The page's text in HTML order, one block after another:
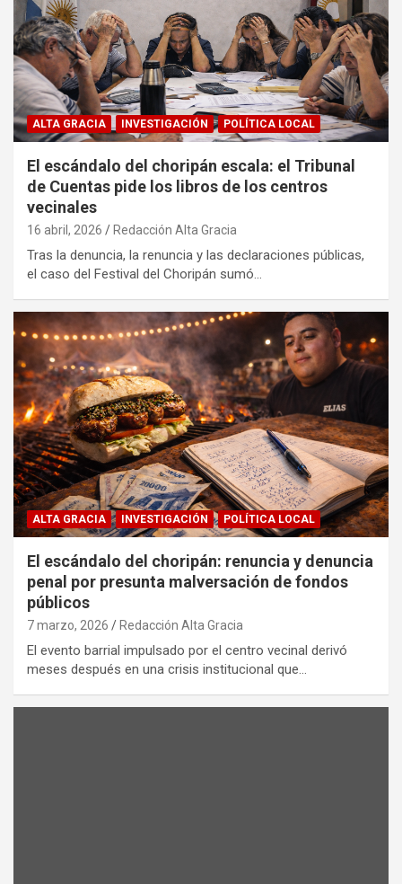
ALTA GRACIA INVESTIGACIÓN POLÍTICA LOCAL
El escándalo del choripán escala: el Tribunal
de Cuentas pide los libros de los centros
vecinales
16 abril, 2026 Redacción Alta Gracia
Tras la denuncia, la renuncia y las declaraciones públicas,
el caso del Festival del Choripán sumó…
ALTA GRACIA INVESTIGACIÓN POLÍTICA LOCAL
El escándalo del choripán: renuncia y denuncia
penal por presunta malversación de fondos
públicos
7 marzo, 2026 Redacción Alta Gracia
El evento barrial impulsado por el centro vecinal derivó
meses después en una crisis institucional que…